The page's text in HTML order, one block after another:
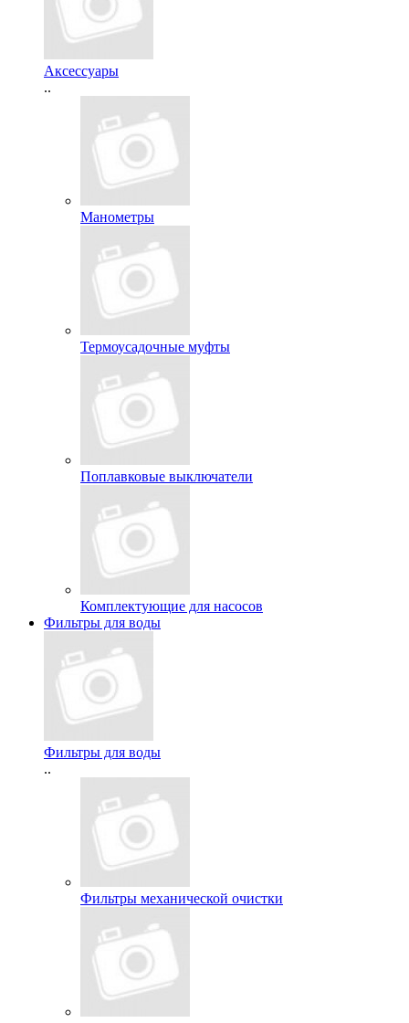
Аксессуары
..
Манометры
Термоусадочные муфты
Поплавковые выключатели
Комплектующие для насосов
Фильтры для воды
Фильтры для воды
..
Фильтры механической очистки